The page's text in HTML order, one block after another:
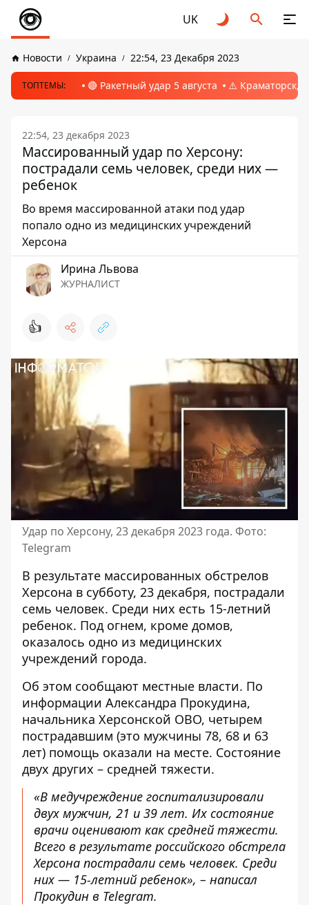
UK
Новости Украина 22:54, 23 Декабря 2023
ТОПТЕМЫ: 🔴 Ракетный удар 5 августа ⚠️ Краматорск,
22:54, 23 декабря 2023
Массированный удар по Херсону:
пострадали семь человек, среди них —
ребенок
Во время массированной атаки под удар
попало одно из медицинских учреждений
Херсона
Ирина Львова
ЖУРНАЛИСТ
👍
Удар по Херсону, 23 декабря 2023 года. Фото:
Telegram
В результате массированных обстрелов
Херсона в субботу, 23 декабря, пострадали
семь человек. Среди них есть 15-летний
ребенок. Под огнем, кроме домов,
оказалось одно из медицинских
учреждений города.
Об этом сообщают местные власти. По
информации Александра Прокудина,
начальника Херсонской ОВО, четырем
пострадавшим (это мужчины 78, 68 и 63
лет) помощь оказали на месте. Состояние
двух других – средней тяжести.
«В медучреждение госпитализировали
двух мужчин, 21 и 39 лет. Их состояние
врачи оценивают как средней тяжести.
Всего в результате российского обстрела
Херсона пострадали семь человек. Среди
них — 15-летний ребенок», – написал
Прокудин в Telegram.